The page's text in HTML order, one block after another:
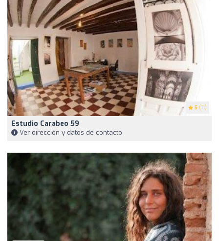
5 (11)
Estudio Carabeo 59
Ver dirección y datos de contacto